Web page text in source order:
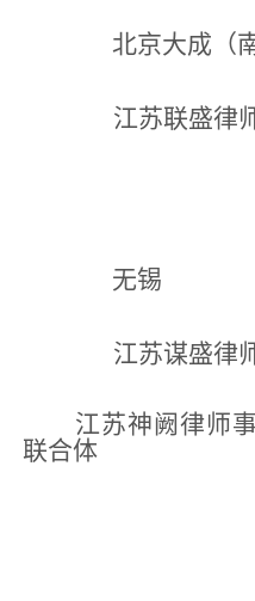
北京大成（
江苏联盛律
无锡
江苏谋盛律
江苏神阙律师
联合体